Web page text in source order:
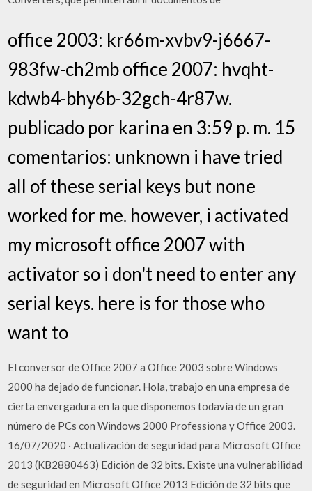
office 2003: kr66m-xvbv9-j6667-
983fw-ch2mb office 2007: hvqht-
kdwb4-bhy6b-32gch-4r87w.
publicado por karina en 3:59 p. m. 15
comentarios: unknown i have tried
all of these serial keys but none
worked for me. however, i activated
my microsoft office 2007 with
activator so i don't need to enter any
serial keys. here is for those who
want to
El conversor de Office 2007 a Office 2003 sobre Windows
2000 ha dejado de funcionar. Hola, trabajo en una empresa de
cierta envergadura en la que disponemos todavía de un gran
número de PCs con Windows 2000 Professiona y Office 2003.
16/07/2020 · Actualización de seguridad para Microsoft Office
2013 (KB2880463) Edición de 32 bits. Existe una vulnerabilidad
de seguridad en Microsoft Office 2013 Edición de 32 bits que